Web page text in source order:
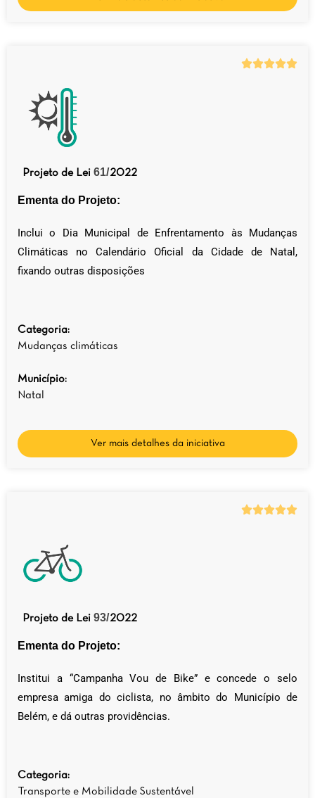
Projeto de Lei 61/2022
Ementa do Projeto:
Inclui o Dia Municipal de Enfrentamento às Mudanças
Climáticas no Calendário Oficial da Cidade de Natal,
fixando outras disposições
Categoria:
Mudanças climáticas
Município:
Natal
Ver mais detalhes da iniciativa
Projeto de Lei 93/2022
Ementa do Projeto:
Institui a “Campanha Vou de Bike” e concede o selo
empresa amiga do ciclista, no âmbito do Município de
Belém, e dá outras providências.
Categoria:
Transporte e Mobilidade Sustentável